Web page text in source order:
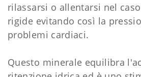
rilassarsi o allentarsi nel
rigide evitando così la
problemi cardiaci.
Questo minerale equilibra